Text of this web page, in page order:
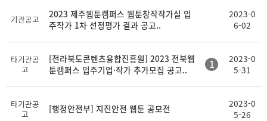
기관공고
2023 제주웹툰캠퍼스 웹툰창작작가실 입
주작가 1차 선정평가 결과 공고..
2023-0
6-02
타기관공
고
[전라북도콘텐츠융합진흥원] 2023 전북웹
툰캠퍼스 입주기업·작가 추가모집 공고..
1
2023-0
5-31
타기관공
고
[행정안전부] 지진안전 웹툰 공모전
2023-0
5-26